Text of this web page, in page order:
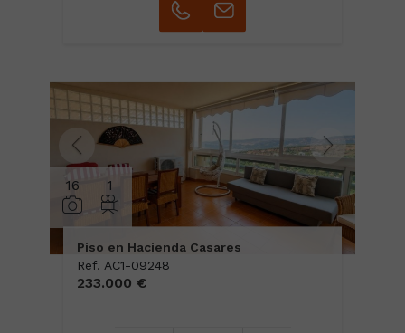
16 1
Piso en Hacienda Casares
Ref. AC1-09248
233.000 €